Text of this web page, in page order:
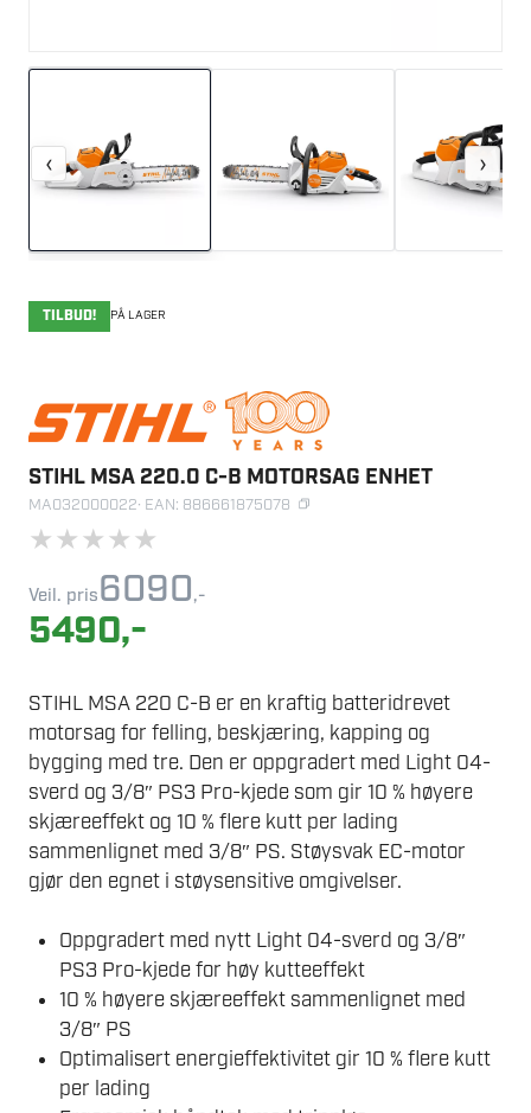
‹ ›
TILBUD! PÅ LAGER
STIHL MSA 220.0 C-B MOTORSAG ENHET
MA032000022· EAN: 886661875078
★★★★★
Veil. pris6090,-
5490,-
STIHL MSA 220 C-B er en kraftig batteridrevet
motorsag for felling, beskjæring, kapping og
bygging med tre. Den er oppgradert med Light 04-
sverd og 3/8″ PS3 Pro-kjede som gir 10 % høyere
skjæreeffekt og 10 % flere kutt per lading
sammenlignet med 3/8″ PS. Støysvak EC-motor
gjør den egnet i støysensitive omgivelser.
Oppgradert med nytt Light 04-sverd og 3/8″
PS3 Pro-kjede for høy kutteeffekt
10 % høyere skjæreeffekt sammenlignet med
3/8″ PS
Optimalisert energieffektivitet gir 10 % flere kutt
per lading